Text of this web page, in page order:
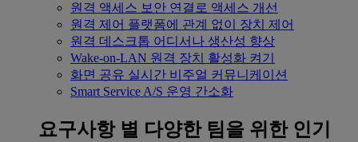
원격 액세스 보안 연결로 액세스 개선
원격 제어 플랫폼에 관계 없이 장치 제어
원격 데스크톱 어디서나 생산성 향상
Wake-on-LAN 원격 장치 활성화 켜기
화면 공유 실시간 비주얼 커뮤니케이션
Smart Service A/S 운영 간소화
요구사항 별 다양한 팀을 위한 인기